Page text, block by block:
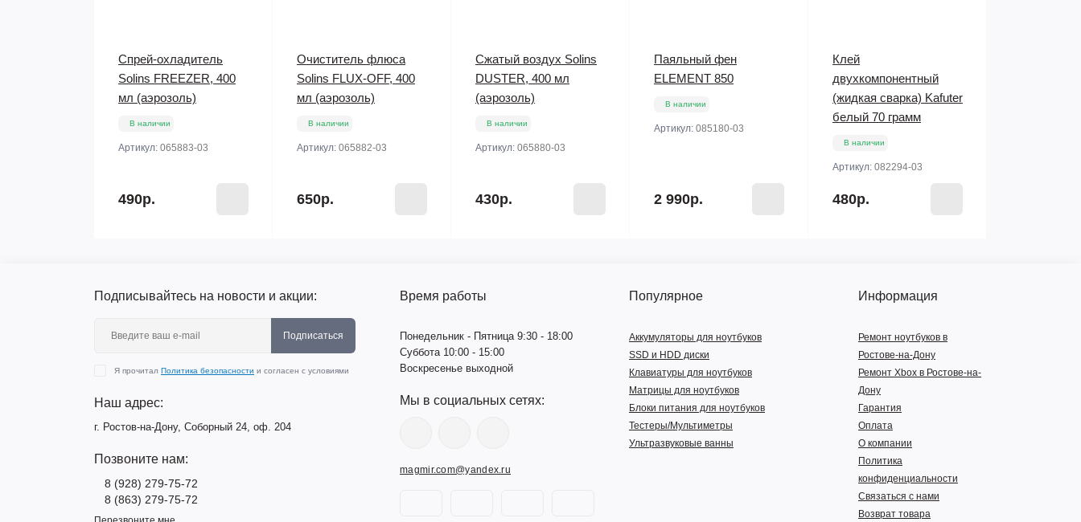
Спрей-охладитель
Solins FREEZER, 400
мл (аэрозоль)
В наличии
Артикул: 065883-03
490р.
Очиститель флюса
Solins FLUX-OFF, 400
мл (аэрозоль)
В наличии
Артикул: 065882-03
650р.
Сжатый воздух Solins
DUSTER, 400 мл
(аэрозоль)
В наличии
Артикул: 065880-03
430р.
Паяльный фен
ELEMENT 850
В наличии
Артикул: 085180-03
2 990р.
Клей
двухкомпонентный
(жидкая сварка) Kafuter
белый 70 грамм
В наличии
Артикул: 082294-03
480р.
Подписывайтесь на новости и акции:
Подписаться
Я прочитал Политика безопасности и согласен с условиями
Наш адрес:
г. Ростов-на-Дону, Соборный 24, оф. 204
Позвоните нам:
8 (928) 279-75-72
8 (863) 279-75-72
Время работы
Понедельник - Пятница 9:30 - 18:00
Суббота 10:00 - 15:00
Воскресенье выходной
Мы в социальных сетях:
magmir.com@yandex.ru
Популярное
Аккумуляторы для ноутбуков
SSD и HDD диски
Клавиатуры для ноутбуков
Матрицы для ноутбуков
Блоки питания для ноутбуков
Тестеры/Мультиметры
Ультразвуковые ванны
Информация
Ремонт ноутбуков в
Ростове-на-Дону
Ремонт Xbox в Ростове-на-
Дону
Гарантия
Оплата
О компании
Политика
конфиденциальности
Связаться с нами
Возврат товара